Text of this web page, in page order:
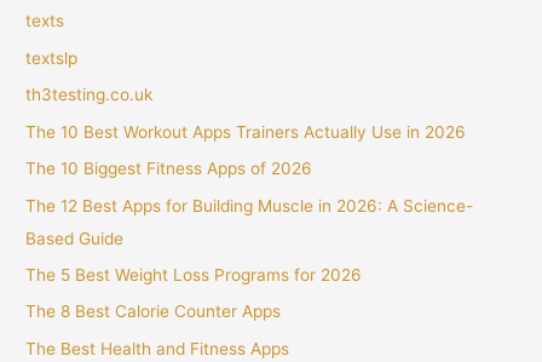
texts
textslp
th3testing.co.uk
The 10 Best Workout Apps Trainers Actually Use in 2026
The 10 Biggest Fitness Apps of 2026
The 12 Best Apps for Building Muscle in 2026: A Science-
Based Guide
The 5 Best Weight Loss Programs for 2026
The 8 Best Calorie Counter Apps
The Best Health and Fitness Apps